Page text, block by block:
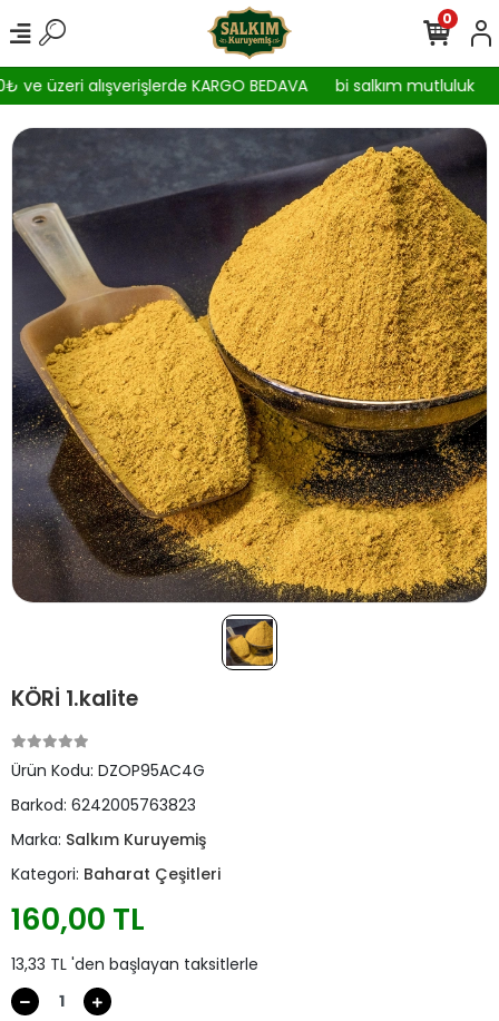
üzeri alışverişlerde KARGO BEDAVA bi salkım mutluluk
0
KÖRİ 1.kalite
Ürün Kodu: DZOP95AC4G
Barkod: 6242005763823
Marka: Salkım Kuruyemiş
Kategori: Baharat Çeşitleri
160,00 TL
13,33 TL 'den başlayan taksitlerle